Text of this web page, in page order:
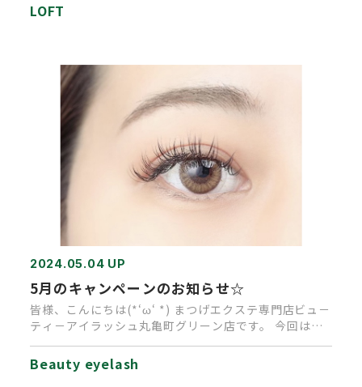
LOFT
2024.05.04 UP
5月のキャンペーンのお知らせ☆
皆様、こんにちは(*‘ω‘ *) まつげエクステ専門店ビュ－
ティ－アイラッシュ丸亀町グリーン店です。 今回は、
…
Beauty eyelash